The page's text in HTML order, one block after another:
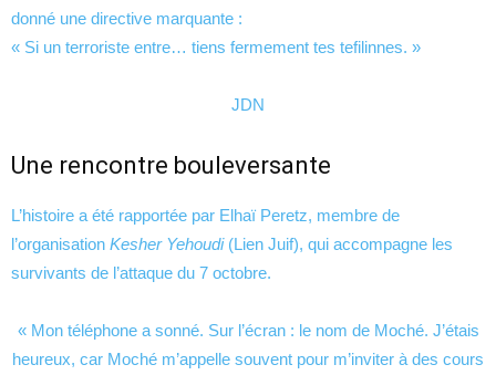
donné une directive marquante :
« Si un terroriste entre… tiens fermement tes tefilinnes. »
JDN
Une rencontre bouleversante
L’histoire a été rapportée par Elhaï Peretz, membre de
l’organisation Kesher Yehoudi(Lien Juif), qui accompagne les
survivants de l’attaque du 7 octobre.
« Mon téléphone a sonné. Sur l’écran : le nom de Moché. J’étais
heureux, car Moché m’appelle souvent pour m’inviter à des cours